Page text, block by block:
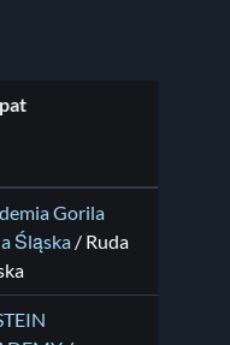
Gorila
Śląska / Ruda